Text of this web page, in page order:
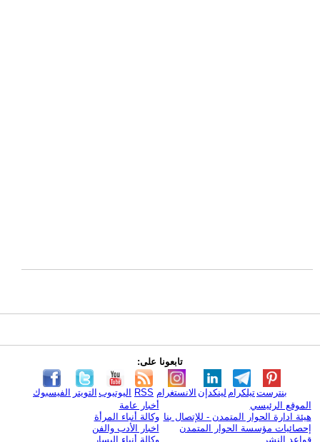
تابعونا على:
الفيسبوك التويتر اليوتيوب RSS الانستغرام لينكدإن تيلكرامبنترست
الموقع الرئيسي
هيئة ادارة الحوار المتمدن - للإتصال بنا
إحصائيات مؤسسة الحوار المتمدن
قواعد النشر
أخبار عامة
وكالة أنباء المرأة
اخبار الأدب والفن
وكالة أنباء اليسار